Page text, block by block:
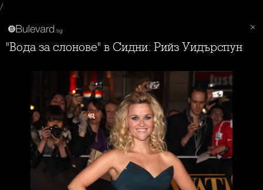
/
"Вода за слонове" в Сидни: Рийз Уидърспун